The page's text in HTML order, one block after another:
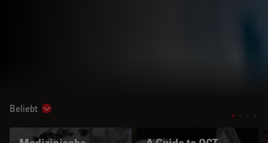
Beliebt Show subnavigation